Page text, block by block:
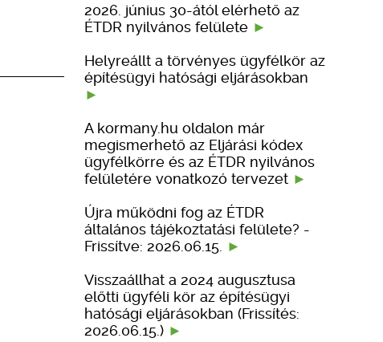
2026. június 30-ától elérhető az
ÉTDR nyilvános felülete
Helyreállt a törvényes ügyfélkör az
építésügyi hatósági eljárásokban
A kormany.hu oldalon már
megismerhető az Eljárási kódex
ügyfélkörre és az ÉTDR nyilvános
felületére vonatkozó tervezet
Újra működni fog az ÉTDR
általános tájékoztatási felülete? -
Frissítve: 2026.06.15.
Visszaállhat a 2024 augusztusa
előtti ügyféli kör az építésügyi
hatósági eljárásokban (Frissítés:
2026.06.15.)